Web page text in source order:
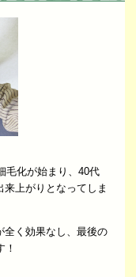
毛化が始まり、40代
上がりとなってしま
全く効果なし、最後の